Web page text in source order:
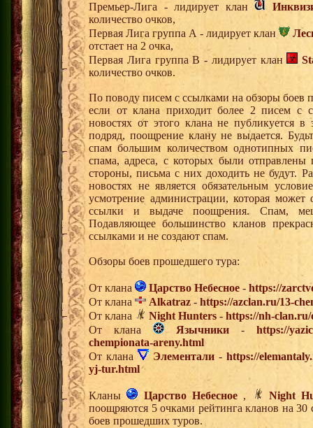
Премьер-Лига - лидирует клан
количество очков,
Первая Лига группа А - лидирует клан
отстает на 2 очка,
Первая Лига группа В - лидирует клан
количество очков.
По поводу писем с ссылками на обзоры боев
если от клана приходит более 2 писем с
новостях от этого клана не публикуется
подряд, поощрение клану не выдается.
спам большим количеством однотипных
спама, адреса, с которых были
стороны, письма с них доходить не будут.
новостях не является обязательным
усмотрение администрации, которая
ссылки и выдаче поощрения. Спам,
Подавляющее большинство кланов
ссылками и не создают спам.
Обзоры боев прошедшего тура:
От клана Царство Небесное - https://
От клана
Alkatraz - https://azclan.ru/13-
От клана
Night Hunters - https://nh-
От клана
Язычники - https://
chempionata-areny.html
От клана
Элементали - https://
yj-tur.html
Кланы Царство Небесное,
Night
поощряются 5 очками рейтинга кланов на 30
боев прошедших туров.